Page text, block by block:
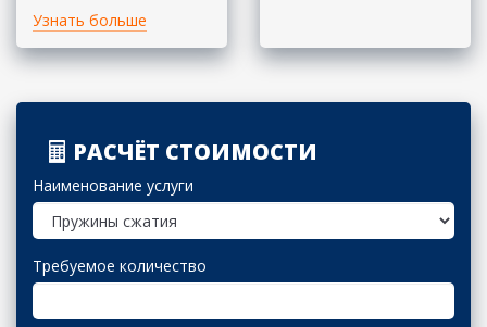
Узнать больше
РАСЧЁТ СТОИМОСТИ
Наименование услуги
Требуемое количество